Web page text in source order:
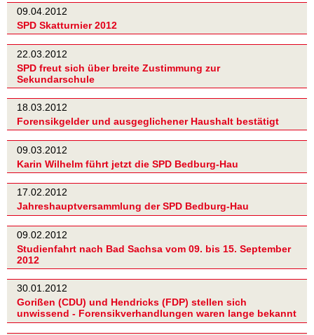
09.04.2012
SPD Skatturnier 2012
22.03.2012
SPD freut sich über breite Zustimmung zur
Sekundarschule
18.03.2012
Forensikgelder und ausgeglichener Haushalt bestätigt
09.03.2012
Karin Wilhelm führt jetzt die SPD Bedburg-Hau
17.02.2012
Jahreshauptversammlung der SPD Bedburg-Hau
09.02.2012
Studienfahrt nach Bad Sachsa vom 09. bis 15. September
2012
30.01.2012
Gorißen (CDU) und Hendricks (FDP) stellen sich
unwissend - Forensikverhandlungen waren lange bekannt